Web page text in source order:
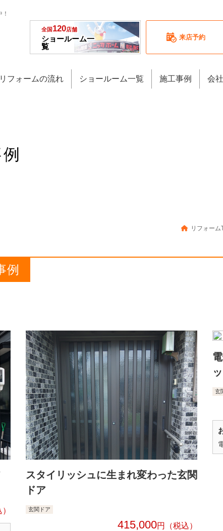
全国120店舗
ショールーム一
覧
来店予約
リフォームの流れ ショールーム一覧 施工事例 会
リフォーム
例
スタイリッシュに生まれ変わった玄関
ドア
玄関ドア
415,000円
玄